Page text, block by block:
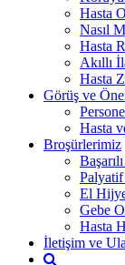
Hasta
Nasıl
Hasta
Akıllı
Hasta
Görüş ve
Hasta
Broşürlerimiz
El
Gebe
Hasta
İletişim ve